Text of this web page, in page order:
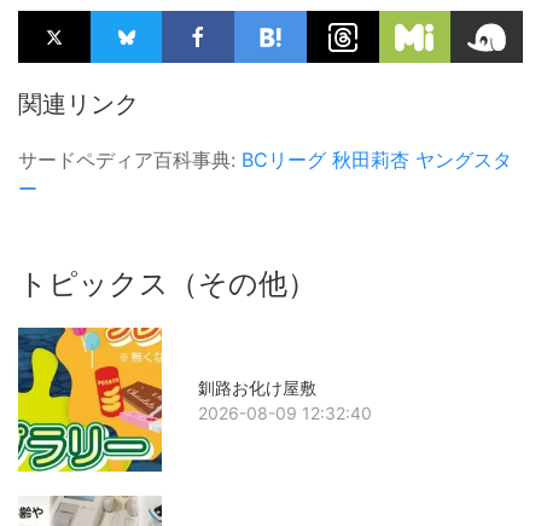
関連リンク
サードペディア百科事典: BCリーグ 秋田莉杏 ヤングスタ
ー
トピックス（その他）
釧路お化け屋敷
2026-08-09 12:32:40